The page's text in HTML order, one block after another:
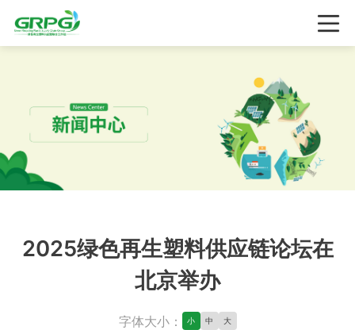
2025绿色再生塑料供应链论坛在
北京举办
字体大小： 小 中 大